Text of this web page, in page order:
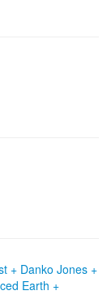
+ Danko Jones +
Earth +